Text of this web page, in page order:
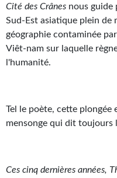
Goodies Gotland
Tirages d’art Une Heure-
PLUS
Revue de presse
Newsletter
Cité des Crânes nous guide
Sud-Est asiatique plein de
géographie contaminée
Viêt-nam sur laquelle
l'humanité.
Tel le poète, cette plongée
mensonge qui dit toujours
Ces cinq dernières années,